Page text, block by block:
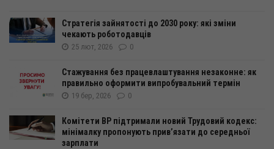
Стратегія зайнятості до 2030 року: які зміни
чекають роботодавців
25 лют, 2026 0
Стажування без працевлаштування незаконне: як
правильно оформити випробувальний термін
19 бер, 2026 0
Комітети ВР підтримали новий Трудовий кодекс:
мінімалку пропонують прив’язати до середньої
зарплати